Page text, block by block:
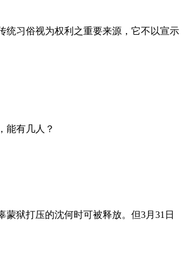
统习俗视为权利之重要来源，它不以宣示
能有几人？
狱打压的沈何时可被释放。但3月31日